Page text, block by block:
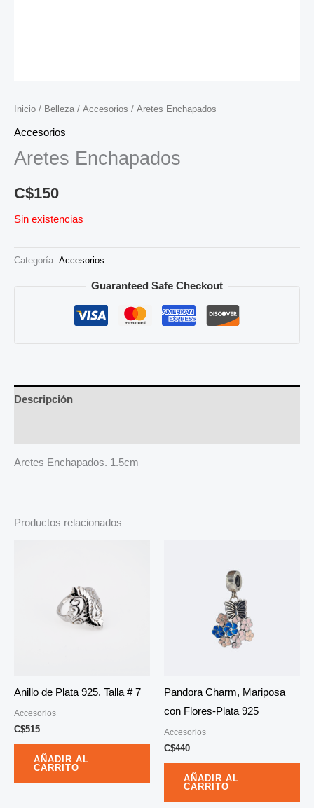
Inicio / Belleza / Accesorios / Aretes Enchapados
Accesorios
Aretes Enchapados
C$150
Sin existencias
Categoría: Accesorios
Guaranteed Safe Checkout
Descripción
Aretes Enchapados. 1.5cm
Productos relacionados
Anillo de Plata 925. Talla # 7
Accesorios
C$515
AÑADIR AL
CARRITO
Pandora Charm, Mariposa
con Flores-Plata 925
Accesorios
C$440
AÑADIR AL
CARRITO